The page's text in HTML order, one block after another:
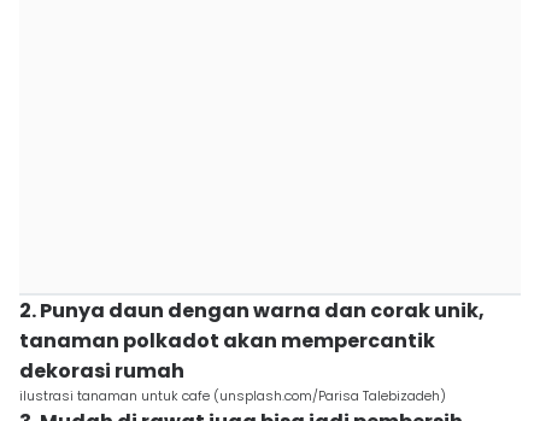
2. Punya daun dengan warna dan corak unik,
tanaman polkadot akan mempercantik
dekorasi rumah
ilustrasi tanaman untuk cafe (unsplash.com/Parisa Talebizadeh)